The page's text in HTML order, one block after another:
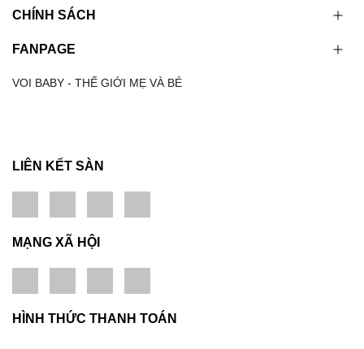
CHÍNH SÁCH
FANPAGE
VOI BABY - THẾ GIỚI MẸ VÀ BÉ
LIÊN KẾT SÀN
MẠNG XÃ HỘI
HÌNH THỨC THANH TOÁN